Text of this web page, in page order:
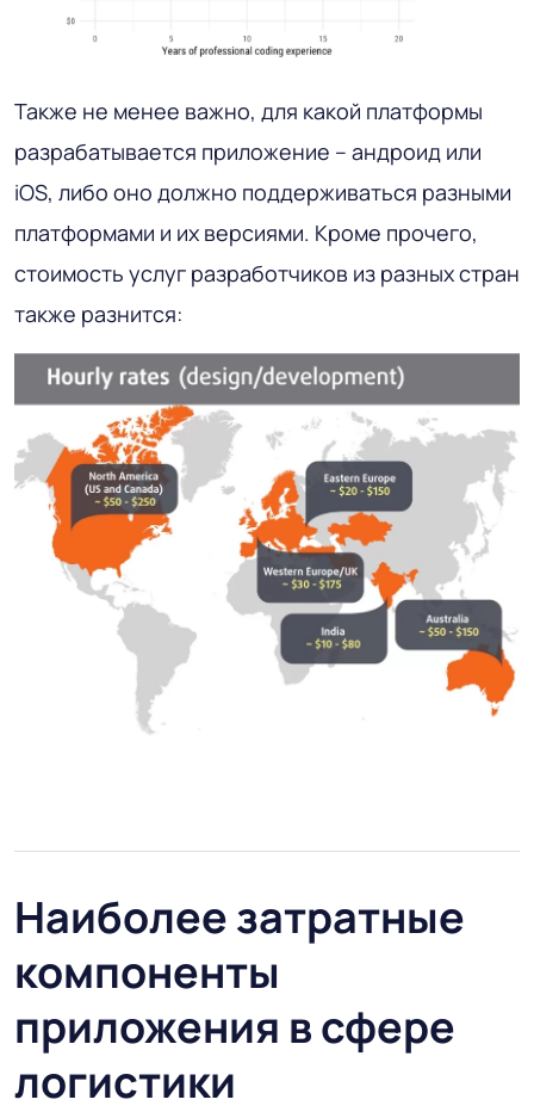
Также не менее важно, для какой платформы
разрабатывается приложение – андроид или
iOS, либо оно должно поддерживаться разными
платформами и их версиями. Кроме прочего,
стоимость услуг разработчиков из разных стран
также разнится:
Наиболее затратные
компоненты
приложения в сфере
логистики